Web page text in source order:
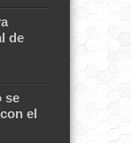
de
se
el